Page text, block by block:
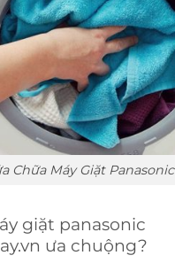
Chữa Máy Giặt Panasonic
giặt panasonic
ưa chuộng?